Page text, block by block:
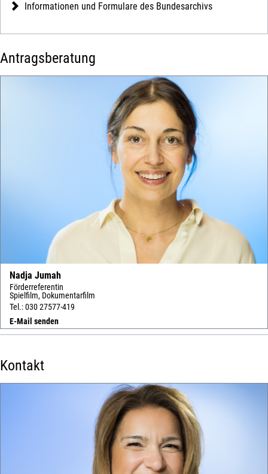
Informationen und Formulare des Bundesarchivs
Antragsberatung
Nadja Jumah
Förderreferentin
Spielfilm, Dokumentarfilm
Tel.: 030 27577-419
E-Mail senden
Kontakt